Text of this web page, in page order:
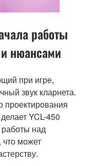
работы
нюансами
при игре,
звук кларнета.
проектирования
YCL-450
над
может